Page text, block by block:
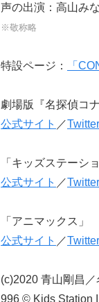
声の出演：高山み
※敬称略
特設ページ： 「
劇場版『名探偵コ
公式サイト ／Twitter
「キッズステーショ
公式サイト ／Twitter
「アニマックス」
公式サイト ／Twitter
(c)2020 青山剛昌
996 © Kids Station